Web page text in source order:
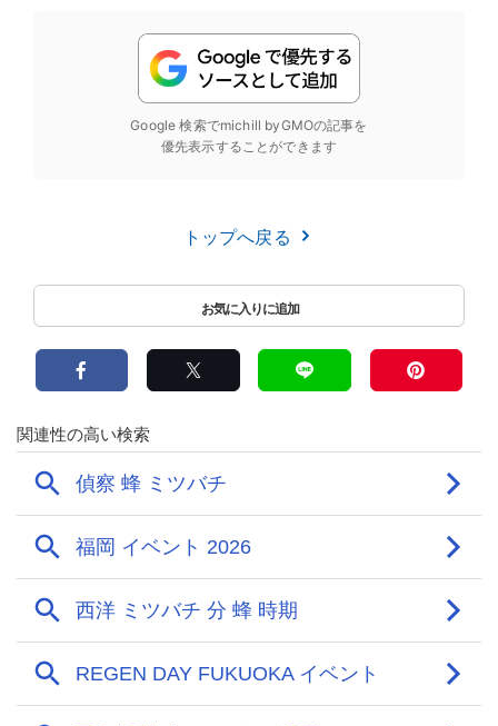
Google 検索でmichill byGMOの記事を
優先表示することができます
トップへ戻る